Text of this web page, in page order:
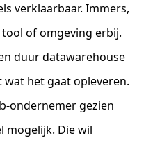
verklaarbaar. Immers,
of omgeving erbij.
duur datawarehouse
het gaat opleveren.
ondernemer gezien
mogelijk. Die wil